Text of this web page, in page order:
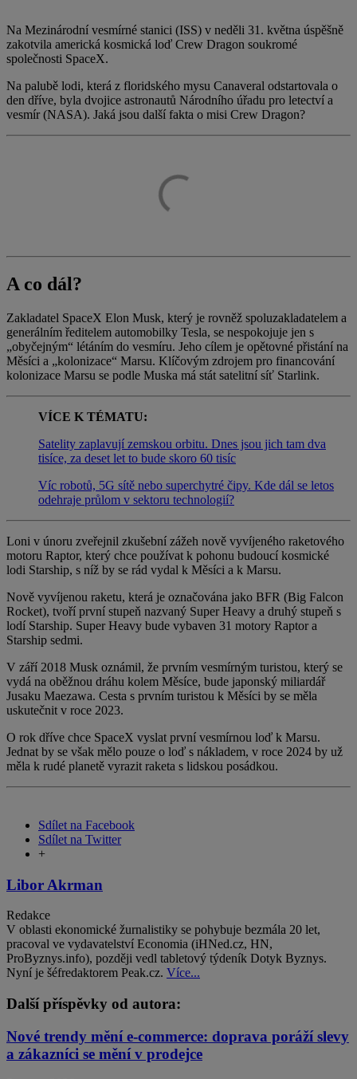
Na Mezinárodní vesmírné stanici (ISS) v neděli 31. května úspěšně
zakotvila americká kosmická loď Crew Dragon soukromé
společnosti SpaceX.
Na palubě lodi, která z floridského mysu Canaveral odstartovala o
den dříve, byla dvojice astronautů Národního úřadu pro letectví a
vesmír (NASA). Jaká jsou další fakta o misi Crew Dragon?
A co dál?
Zakladatel SpaceX Elon Musk, který je rovněž spoluzakladatelem a
generálním ředitelem automobilky Tesla, se nespokojuje jen s
„obyčejným“ létáním do vesmíru. Jeho cílem je opětovné přistání na
Měsíci a „kolonizace“ Marsu. Klíčovým zdrojem pro financování
kolonizace Marsu se podle Muska má stát satelitní síť Starlink.
VÍCE K TÉMATU:
Satelity zaplavují zemskou orbitu. Dnes jsou jich tam dva
tisíce, za deset let to bude skoro 60 tisíc
Víc robotů, 5G sítě nebo superchytré čipy. Kde dál se letos
odehraje průlom v sektoru technologií?
Loni v únoru zveřejnil zkušební zážeh nově vyvíjeného raketového
motoru Raptor, který chce používat k pohonu budoucí kosmické
lodi Starship, s níž by se rád vydal k Měsíci a k Marsu.
Nově vyvíjenou raketu, která je označována jako BFR (Big Falcon
Rocket), tvoří první stupeň nazvaný Super Heavy a druhý stupeň s
lodí Starship. Super Heavy bude vybaven 31 motory Raptor a
Starship sedmi.
V září 2018 Musk oznámil, že prvním vesmírným turistou, který se
vydá na oběžnou dráhu kolem Měsíce, bude japonský miliardář
Jusaku Maezawa. Cesta s prvním turistou k Měsíci by se měla
uskutečnit v roce 2023.
O rok dříve chce SpaceX vyslat první vesmírnou loď k Marsu.
Jednat by se však mělo pouze o loď s nákladem, v roce 2024 by už
měla k rudé planetě vyrazit raketa s lidskou posádkou.
Sdílet na Facebook
Sdílet na Twitter
+
Libor Akrman
Redakce
V oblasti ekonomické žurnalistiky se pohybuje bezmála 20 let,
pracoval ve vydavatelství Economia (iHNed.cz, HN,
ProByznys.info), později vedl tabletový týdeník Dotyk Byznys.
Nyní je šéfredaktorem Peak.cz. Více...
Další příspěvky od autora:
Nové trendy mění e-commerce: doprava poráží slevy
a zákazníci se mění v prodejce